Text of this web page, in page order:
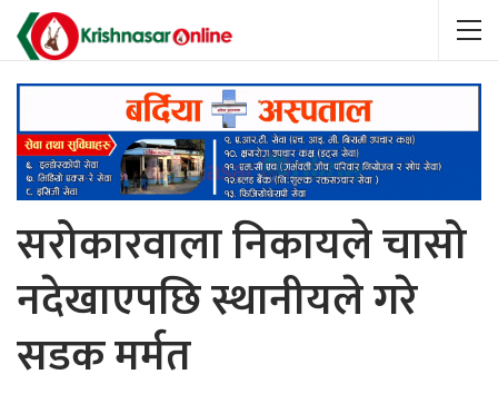
सरोकारवाला निकायले चासो
नदेखाएपछि स्थानीयले गरे
सडक मर्मत